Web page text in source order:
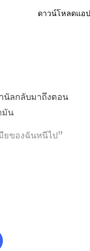
ดาวน์โหลดแอป
นัลกลับมาถึงตอน